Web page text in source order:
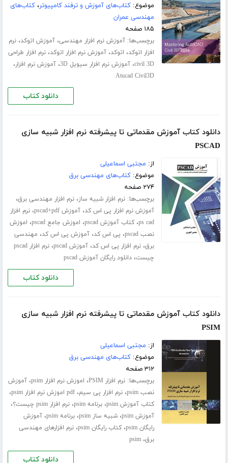
موضوع:کتاب‌های آموزش و ترفند کامپیوتر،کتاب‌های
مهندسی عمران
۱۸۵ صفحه
برچسب‌ها:آموزش نرم افزار مهندسی،آموزش اتوکد،نرم
افزار اتوکد، اتوکد،آموزش نرم افزار اتوکد،نرم افزار طراحی
civil 3D،آموزش نرم افزار سیویل 3D ،آموزش نرم افزار،
Atucad Civil3D
دانلود کتاب
دانلود کتاب آموزش مقدماتی تا پیشرفته نرم افزار شبیه سازی
PSCAD
از: مجتبی اسماعیلی
موضوع:کتاب‌های مهندسی برق
۲۷۴ صفحه
برچسب‌ها:نرم افزار شبیه ساز،نرم افزار مهندسی برق،
آموزش نرم افزار پی اس کد،آموزش pscad+pdf ،نرم افزار
ps cad،کتاب آموزش pscad ، اموزش جامع pscad ، اموزش
نصب pscad
، پی اس کد،آموزش پی اس کد، مهندسی
برق،نرم افزار پی اس کد،آموزش pscad ،
نرم افزار pscad
چیست،دانلود رایگان آموزش pscad
دانلود کتاب
دانلود کتاب آموزش مقدماتی تا پیشرفته نرم افزار شبیه سازی
PSIM
از: مجتبی اسماعیلی
موضوع:کتاب‌های مهندسی برق
۳۱۲ صفحه
برچسب‌ها:نرم افزار PSIM ، اموزش نرم افزار psim ،آموزش
نصب psim
،نرم افزار پی سیم،pdf اموزش نرم افزار psim ،
کتاب آموزش psim ،برنامه psim ،نرم افزار psim چیست؟ ،
آموزش psim ،شبیه ساز psim ،برنامه psim ،آموزش
رایگان psim
،کتاب رایگان psim ،نرم افزارهای مهندسی
برق،psim
دانلود کتاب